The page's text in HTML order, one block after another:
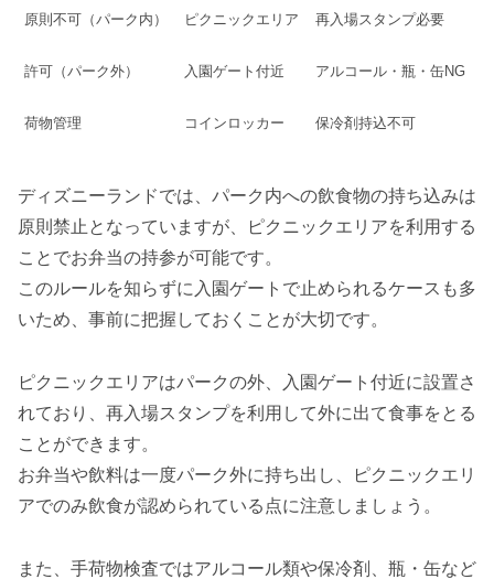
原則不可（パーク内） ピクニックエリア 再入場スタンプ必要
許可（パーク外） 入園ゲート付近 アルコール・瓶・缶NG
荷物管理 コインロッカー 保冷剤持込不可
ディズニーランドでは、パーク内への飲食物の持ち込みは
原則禁止となっていますが、ピクニックエリアを利用する
ことでお弁当の持参が可能です。
このルールを知らずに入園ゲートで止められるケースも多
いため、事前に把握しておくことが大切です。
ピクニックエリアはパークの外、入園ゲート付近に設置さ
れており、再入場スタンプを利用して外に出て食事をとる
ことができます。
お弁当や飲料は一度パーク外に持ち出し、ピクニックエリ
アでのみ飲食が認められている点に注意しましょう。
また、手荷物検査ではアルコール類や保冷剤、瓶・缶など